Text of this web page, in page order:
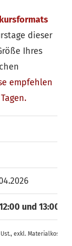
dieser
Ihres
empfehlen
und 13:00-
exkl. Materialkosten